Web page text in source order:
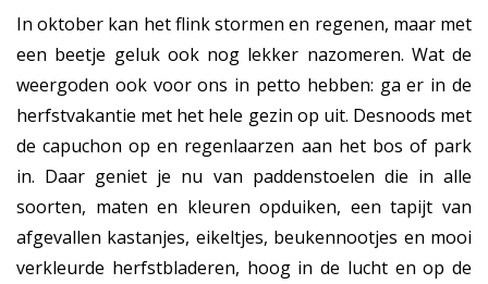
In oktober kan het flink stormen en regenen, maar met
een beetje geluk ook nog lekker nazomeren. Wat de
weergoden ook voor ons in petto hebben: ga er in de
herfstvakantie met het hele gezin op uit. Desnoods met
de capuchon op en regenlaarzen aan het bos of park
in. Daar geniet je nu van paddenstoelen die in alle
soorten, maten en kleuren opduiken, een tapijt van
afgevallen kastanjes, eikeltjes, beukennootjes en mooi
verkleurde herfstbladeren, hoog in de lucht en op de